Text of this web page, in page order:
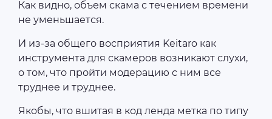
Как видно, объем скама с течением времени
не уменьшается.
И из-за общего восприятия Keitaro как
инструмента для скамеров возникают слухи,
о том, что пройти модерацию с ним все
труднее и труднее.
Якобы, что вшитая в код ленда метка по типу